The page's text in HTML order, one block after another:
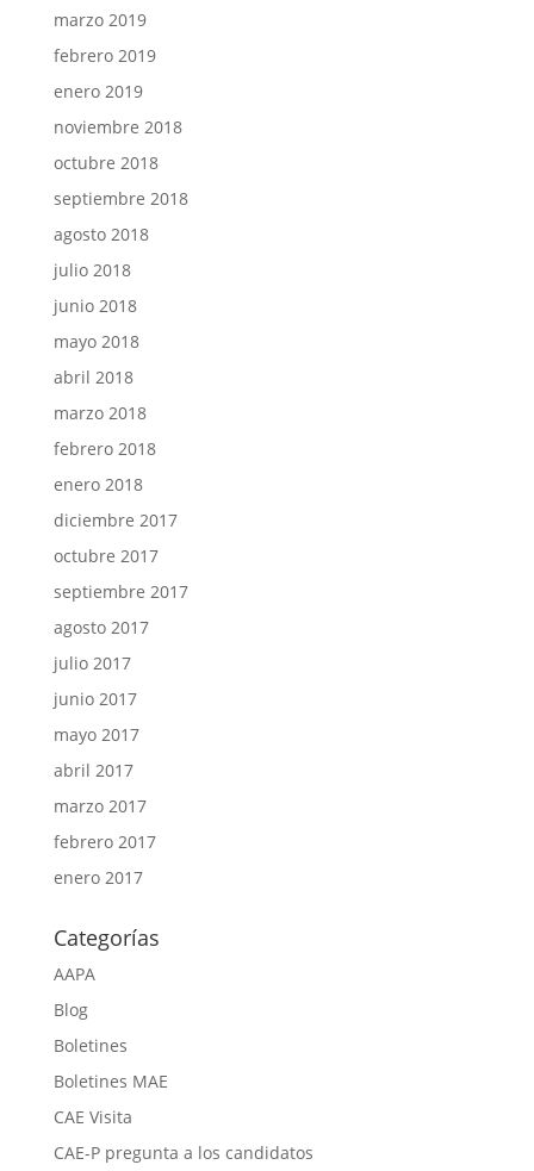
marzo 2019
febrero 2019
enero 2019
noviembre 2018
octubre 2018
septiembre 2018
agosto 2018
julio 2018
junio 2018
mayo 2018
abril 2018
marzo 2018
febrero 2018
enero 2018
diciembre 2017
octubre 2017
septiembre 2017
agosto 2017
julio 2017
junio 2017
mayo 2017
abril 2017
marzo 2017
febrero 2017
enero 2017
Categorías
AAPA
Blog
Boletines
Boletines MAE
CAE Visita
CAE-P pregunta a los candidatos